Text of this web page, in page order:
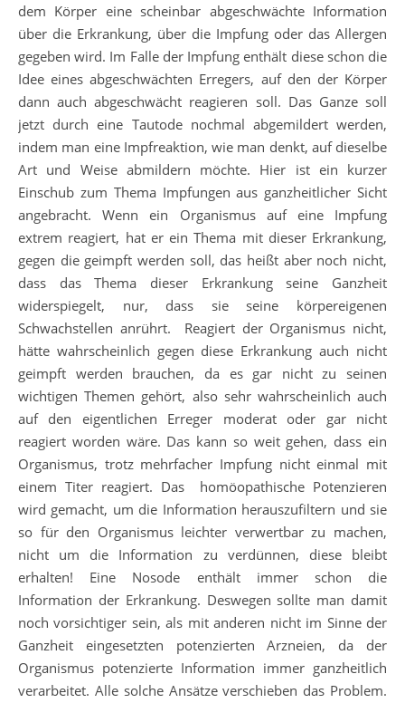
dem Körper eine scheinbar abgeschwächte Information
über die Erkrankung, über die Impfung oder das Allergen
gegeben wird. Im Falle der Impfung enthält diese schon die
Idee eines abgeschwächten Erregers, auf den der Körper
dann auch abgeschwächt reagieren soll. Das Ganze soll
jetzt durch eine Tautode nochmal abgemildert werden,
indem man eine Impfreaktion, wie man denkt, auf dieselbe
Art und Weise abmildern möchte. Hier ist ein kurzer
Einschub zum Thema Impfungen aus ganzheitlicher Sicht
angebracht. Wenn ein Organismus auf eine Impfung
extrem reagiert, hat er ein Thema mit dieser Erkrankung,
gegen die geimpft werden soll, das heißt aber noch nicht,
dass das Thema dieser Erkrankung seine Ganzheit
widerspiegelt, nur, dass sie seine körpereigenen
Schwachstellen anrührt. Reagiert der Organismus nicht,
hätte wahrscheinlich gegen diese Erkrankung auch nicht
geimpft werden brauchen, da es gar nicht zu seinen
wichtigen Themen gehört, also sehr wahrscheinlich auch
auf den eigentlichen Erreger moderat oder gar nicht
reagiert worden wäre. Das kann so weit gehen, dass ein
Organismus, trotz mehrfacher Impfung nicht einmal mit
einem Titer reagiert. Das homöopathische Potenzieren
wird gemacht, um die Information herauszufiltern und sie
so für den Organismus leichter verwertbar zu machen,
nicht um die Information zu verdünnen, diese bleibt
erhalten! Eine Nosode enthält immer schon die
Information der Erkrankung. Deswegen sollte man damit
noch vorsichtiger sein, als mit anderen nicht im Sinne der
Ganzheit eingesetzten potenzierten Arzneien, da der
Organismus potenzierte Information immer ganzheitlich
verarbeitet. Alle solche Ansätze verschieben das Problem.